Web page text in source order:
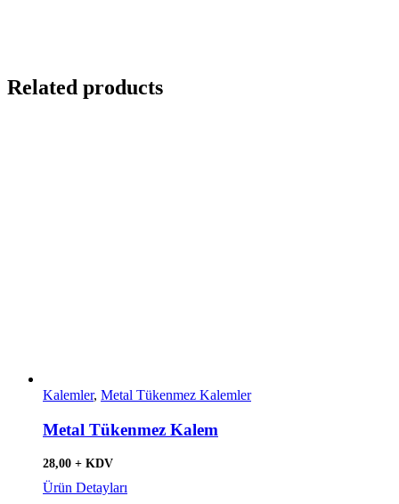
Related products
Kalemler, Metal Tükenmez Kalemler
Metal Tükenmez Kalem
28,00 + KDV
Ürün Detayları